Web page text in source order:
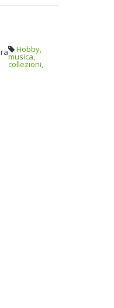
Hobby,
musica,
collezioni,